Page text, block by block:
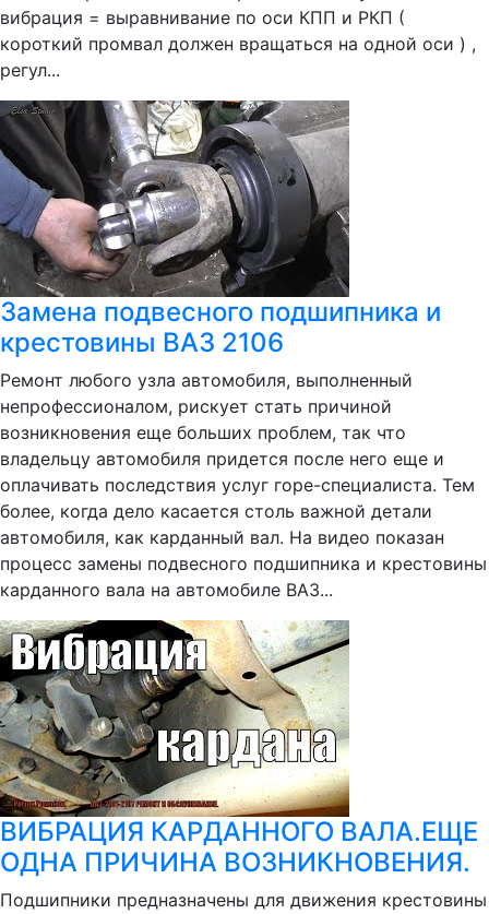
вибрация = выравнивание по оси КПП и РКП (
короткий промвал должен вращаться на одной оси ) ,
регул...
Замена подвесного подшипника и
крестовины ВАЗ 2106
Ремонт любого узла автомобиля, выполненный
непрофессионалом, рискует стать причиной
возникновения еще больших проблем, так что
владельцу автомобиля придется после него еще и
оплачивать последствия услуг горе-специалиста. Тем
более, когда дело касается столь важной детали
автомобиля, как карданный вал. На видео показан
процесс замены подвесного подшипника и крестовины
карданного вала на автомобиле ВАЗ...
ВИБРАЦИЯ КАРДАННОГО ВАЛА.ЕЩЕ
ОДНА ПРИЧИНА ВОЗНИКНОВЕНИЯ.
Подшипники предназначены для движения крестовины